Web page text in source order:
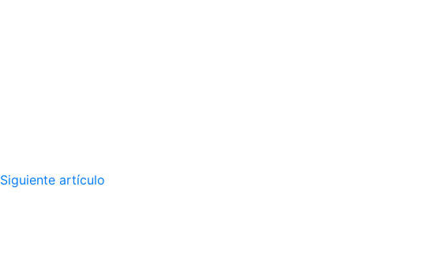
Siguiente artículo